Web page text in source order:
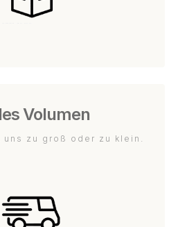
Volumen
uns zu groß oder zu klein.